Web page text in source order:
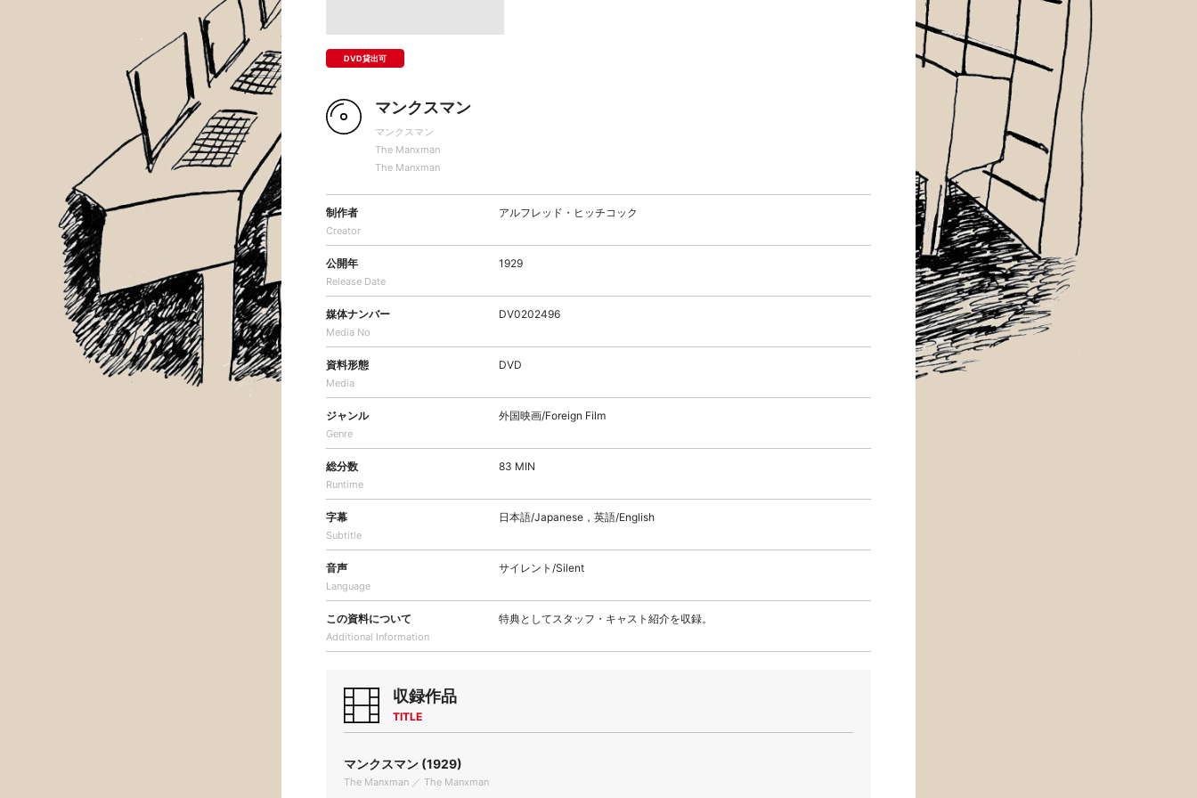
DVD貸出可
マンクスマン
マンクスマン
The Manxman
The Manxman
制作者
Creator
アルフレッド・ヒッチコック
公開年
Release Date
1929
媒体ナンバー
Media No
DV0202496
資料形態
Media
DVD
ジャンル
Genre
外国映画/Foreign Film
総分数
Runtime
83 MIN
字幕
Subtitle
日本語/Japanese，英語/English
音声
Language
サイレント/Silent
この資料について
Additional Information
特典としてスタッフ・キャスト紹介を収録。
収録作品
TITLE
マンクスマン (1929)
The Manxman ／ The Manxman